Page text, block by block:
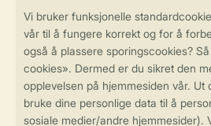
Sikker og rask online booking
Sikker datahåndtering
Betalingsmuligheder